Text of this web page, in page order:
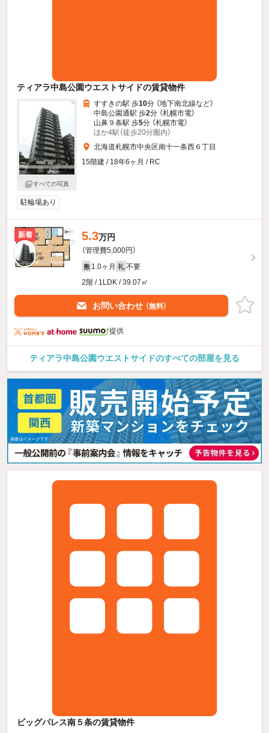
ティアラ中島公園ウエストサイドの賃貸物件
すべての写真
すすきの駅 歩10分 （地下南北線など）
中島公園通駅 歩2分 （札幌市電）
山鼻９条駅 歩5分 （札幌市電）
ほか4駅（徒歩20分圏内）
北海道札幌市中央区南十一条西６丁目
15階建 / 18年6ヶ月 / RC
駐輪場あり
新着 5.3万円
（管理費5,000円）
敷 1.0ヶ月 礼 不要
2階 / 1LDK / 39.07㎡
お問い合わせ （無料）
提供
ティアラ中島公園ウエストサイドのすべての部屋を見る
ビッグパレス南５条の賃貸物件